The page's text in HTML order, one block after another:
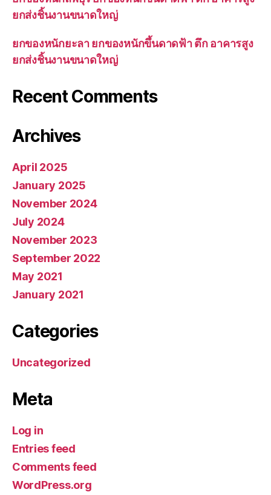
ยกส่งชิ้นงานขนาดใหญ่
ยกของหนักยะลา ยกของหนักขึ้นดาดฟ้า ตึก อาคารสูง
ยกส่งชิ้นงานขนาดใหญ่
Recent Comments
Archives
April 2025
January 2025
November 2024
July 2024
November 2023
September 2022
May 2021
January 2021
Categories
Uncategorized
Meta
Log in
Entries feed
Comments feed
WordPress.org